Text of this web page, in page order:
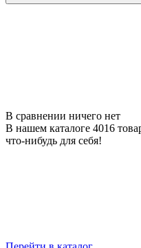
В сравнении ничего нет
В нашем каталоге 4016
что-нибудь для себя!